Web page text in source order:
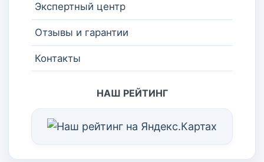
Экспертный центр
Отзывы и гарантии
Контакты
НАШ РЕЙТИНГ